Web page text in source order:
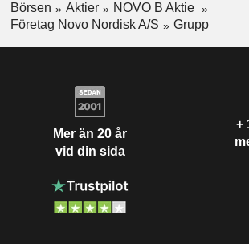
Börsen Aktier
NOVO B Aktie
Företag Novo Nordisk A/S
Grupp
Mer än 20 år
vid din sida
+